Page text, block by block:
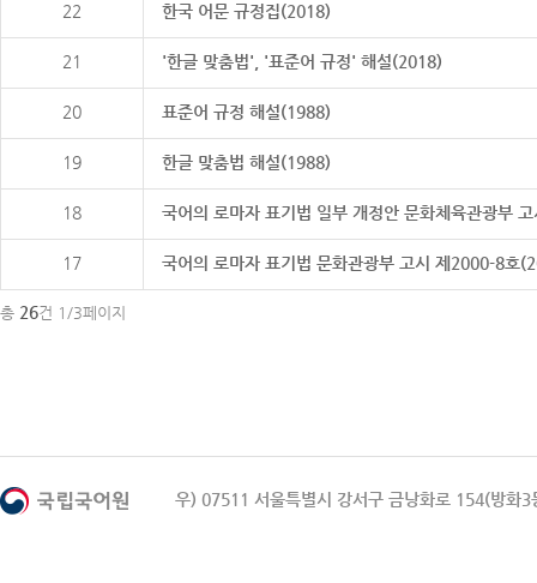
22 한국 어문 규정집(2018)
21 '한글 맞춤법', '표준어 규정' 해설(2018)
20 표준어 규정 해설(1988)
19 한글 맞춤법 해설(1988)
18 국어의 로마자 표기법 일부 개정안 문화체육관광부
17 국어의 로마자 표기법 문화관광부 고시 제2000-8호
총 26건 1/3페이지
우) 07511 서울특별시 강서구 금낭화로 154(방화3